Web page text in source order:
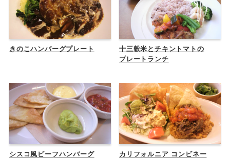
きのこハンバーグプレート
十三穀米とチキントマトの
プレートランチ
シスコ風ビーフハンバーグ
カリフォルニア コンビネー